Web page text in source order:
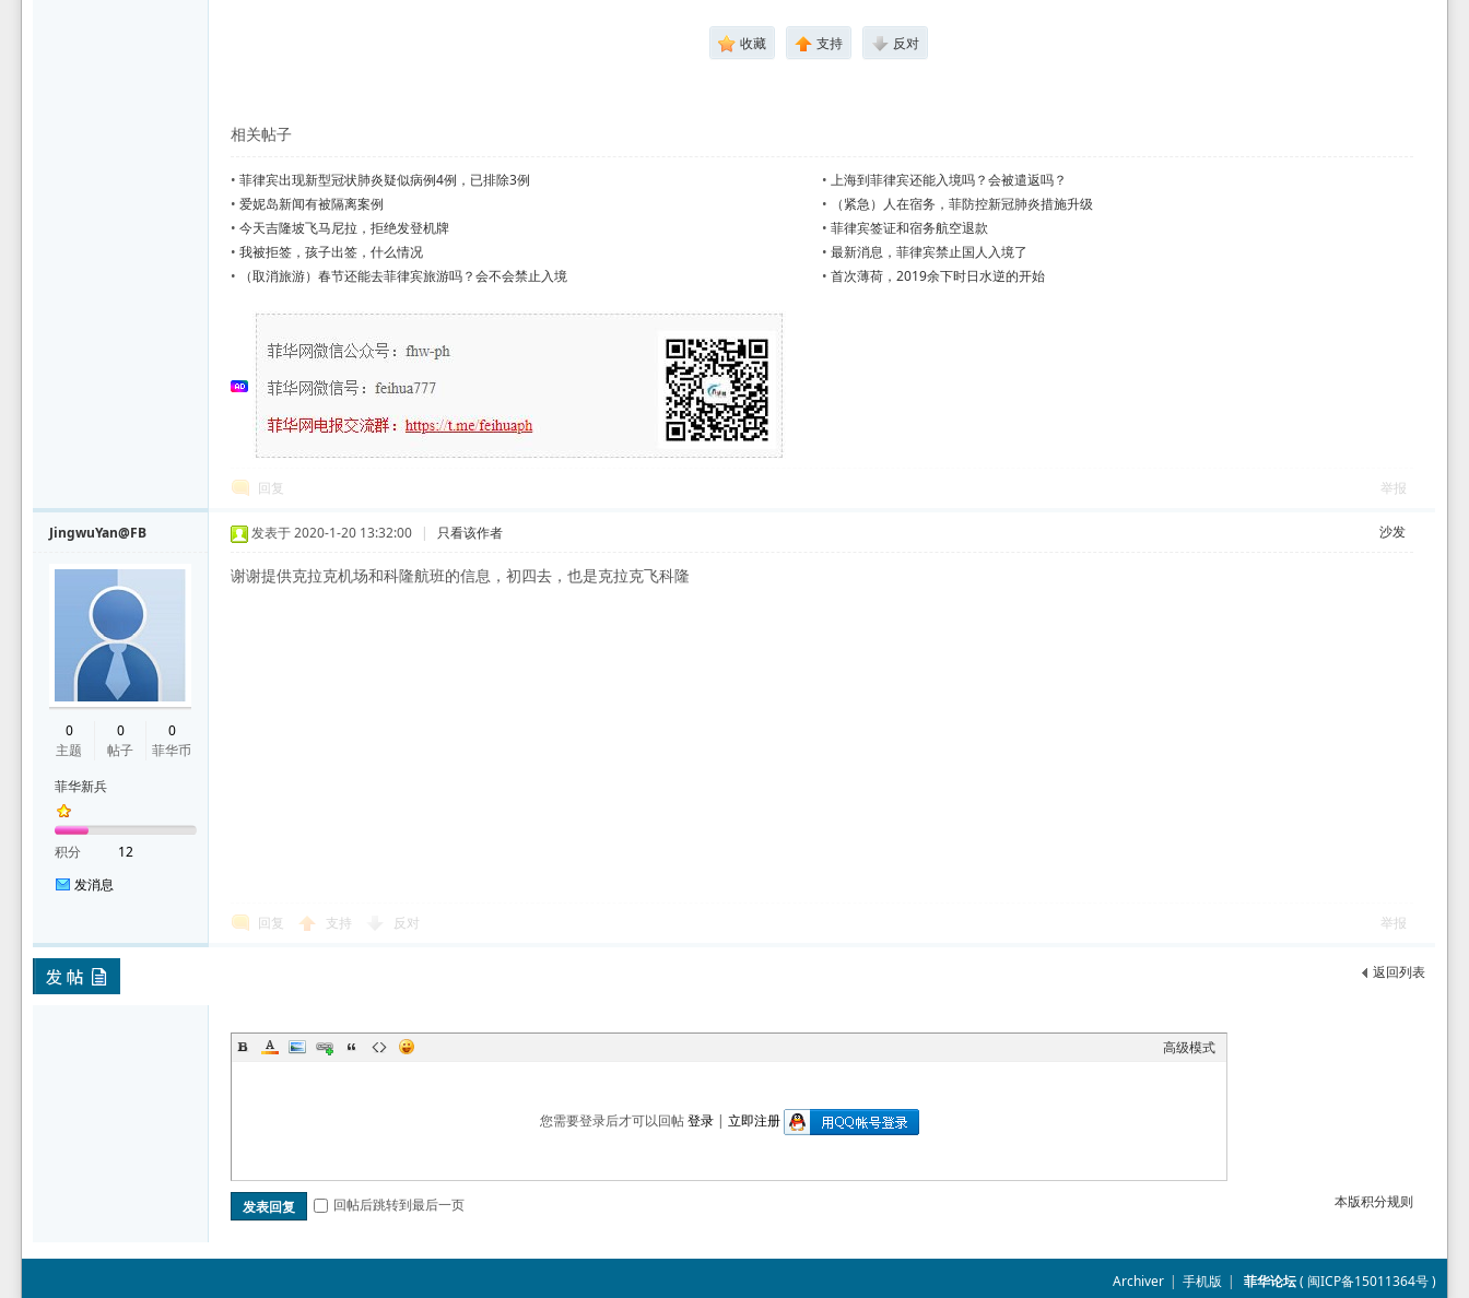
收藏 支持 反对
相关帖子
•菲律宾出现新型冠状肺炎疑似病例4例，已排除3例 •上海到菲律宾还能入境吗？会被遣返吗？
•爱妮岛新闻有被隔离案例 •
（紧急）人在宿务，菲防控新冠肺炎措施升级
•今天吉隆坡飞马尼拉，拒绝发登机牌 •菲律宾签证和宿务航空退款
•我被拒签，孩子出签，什么情况 •最新消息，菲律宾禁止国人入境了
•
（取消旅游）春节还能去菲律宾旅游吗？会不会禁止入境 •首次薄荷，2019余下时日水逆的开始
回复 举报
JingwuYan@FB
0
主题
0
帖子
0
菲华币
菲华新兵
积分
12
发消息
沙发
发表于 2020-1-20 13:32:00 | 只看该作者
谢谢提供克拉克机场和科隆航班的信息，初四去，也是克拉克飞科隆
回复 支持 反对 举报
返回列表
高级模式
您需要登录后才可以回帖登录| 立即注册
本版积分规则
发表回复 回帖后跳转到最后一页
Archiver | 手机版 | 菲华论坛( 闽ICP备15011364号)